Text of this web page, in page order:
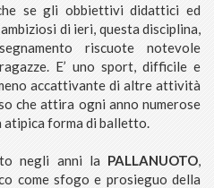
se gli obbiettivi didattici ed
di ieri, questa disciplina,
riscuote notevole
E’ uno sport, difficile e
accattivante di altre attività
che attira ogni anno numerose
atipica forma di balletto.
negli anni la PALLANUOTO,
come sfogo e prosieguo della